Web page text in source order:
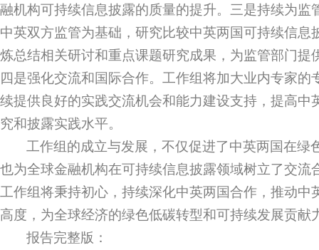
融机构可持续信息披露的质量的提升。三是持续为监
中英双方监管为基础，研究比较中英两国可持续信息
炼总结相关研讨和重点课题研究成果，为监管部门提
四是强化交流和国际合作。工作组将加大业内专家的
续提供良好的实践交流机会和能力建设支持，提高中
究和披露实践水平。
工作组的成立与发展，不仅促进了中英两国在绿
也为全球金融机构在可持续信息披露领域树立了交流
工作组将秉持初心，持续深化中英两国合作，推动中
高度，为全球经济的绿色低碳转型和可持续发展贡献
报告完整版：